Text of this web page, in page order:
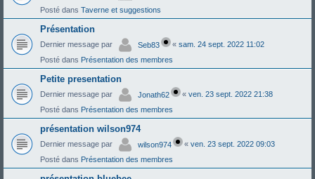
Posté dans Taverne et suggestions
Présentation
Dernier message par Seb83 « sam. 24 sept. 2022 11:02
Posté dans Présentation des membres
Petite presentation
Dernier message par Jonath62 « ven. 23 sept. 2022 21:38
Posté dans Présentation des membres
présentation wilson974
Dernier message par wilson974 « ven. 23 sept. 2022 09:03
Posté dans Présentation des membres